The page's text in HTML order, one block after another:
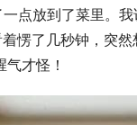
一点放到了菜里。
愣了几秒钟，突
才怪！